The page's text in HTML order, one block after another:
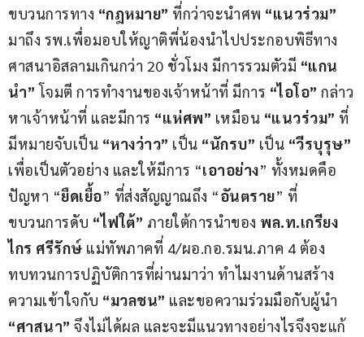
ขบวนการทาง “กฎหมาย” ที่กว่าจะนำศพ “แนวร่วม”
มาถึง รพ.เพื่อมอบให้ญาติพี่น้องนำไปประกอบพิธีทาง
ศาสนาอิสลามเกินกว่า 20 ชั่วโมง มีการรวมตัวมี “แกน
นำ” โจมตี การทำงานของเจ้าหน้าที่ มีการ “ไอโอ” กล่าว
หาเจ้าหน้าที่ และมีการ “แห่ศพ” เหมือน “แนวร่วม” ที่
มีหมายจับเป็น “หางว่าว” เป็น “นักรบ” เป็น “วีรบุรุษ”
เพื่อเป็นตัวอย่าง และให้มีการ “เอาอย่าง” ทั้งหมดคือ
ปัญหา “ยืดเยื้อ” ที่ส่งสัญญาณถึง “อันตราย” ที่
ขบวนการดับ “ไฟใต้” ภายใต้การนำของ พล.ท.เกรียง
ไกร ศรีรักษ์ แม่ทัพภาคที่ 4/ผอ.กอ.รมน.ภาค 4 ต้อง
ทบทวนการปฏิบัติการที่ผ่านมาว่า ทำไมงานด้านสร้าง
ความเข้าใจกับ “มวลชน” และขอความร่วมมือกับผู้นำ
“ศาสนา” จึงไม่ได้ผล และจะมีแนวทางอย่างไรจึงจะแก้